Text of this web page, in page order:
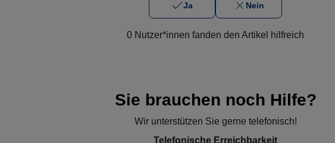
Ja Nein
0 Nutzer*innen fanden den Artikel hilfreich
Sie brauchen noch Hilfe?
Wir unterstützen Sie gerne telefonisch!
Telefonische Erreichbarkeit